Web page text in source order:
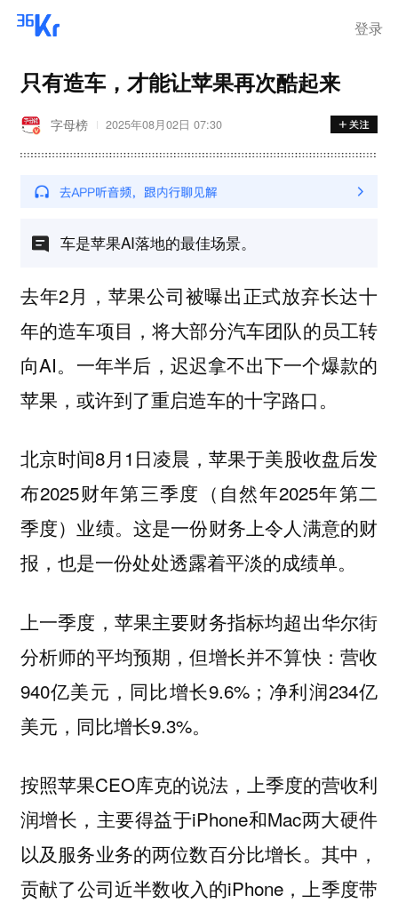
登录
只有造车，才能让苹果再次酷起来
字母榜 2025年08月02日 07:30
车是苹果AI落地的最佳场景。
去年2月，苹果公司被曝出正式放弃长达十
年的造车项目，将大部分汽车团队的员工转
向AI。一年半后，迟迟拿不出下一个爆款的
苹果，或许到了重启造车的十字路口。
北京时间8月1日凌晨，苹果于美股收盘后发
布2025财年第三季度（自然年2025年第二
季度）业绩。这是一份财务上令人满意的财
报，也是一份处处透露着平淡的成绩单。
上一季度，苹果主要财务指标均超出华尔街
分析师的平均预期，但增长并不算快：营收
940亿美元，同比增长9.6%；净利润234亿
美元，同比增长9.3%。
按照苹果CEO库克的说法，上季度的营收利
润增长，主要得益于iPhone和Mac两大硬件
以及服务业务的两位数百分比增长。其中，
贡献了公司近半数收入的iPhone，上季度带